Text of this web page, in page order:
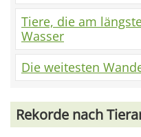
Tiere, die am
Wasser
Die weitesten
Rekorde nach